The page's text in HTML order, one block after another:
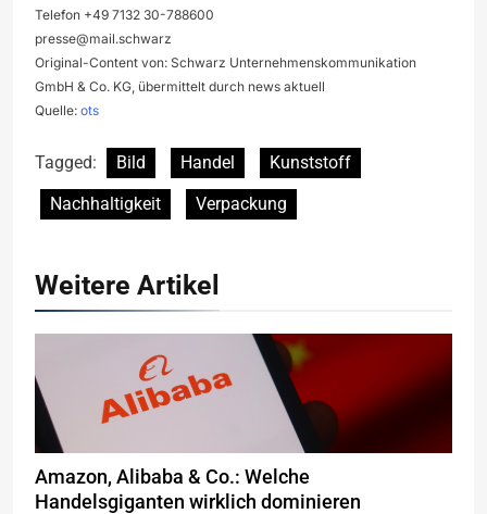
Telefon +49 7132 30-788600
presse@mail.schwarz
Original-Content von: Schwarz Unternehmenskommunikation
GmbH & Co. KG, übermittelt durch news aktuell
Quelle: ots
Tagged: Bild Handel
Kunststoff
Nachhaltigkeit
Verpackung
Weitere Artikel
Amazon, Alibaba & Co.: Welche
Handelsgiganten wirklich dominieren